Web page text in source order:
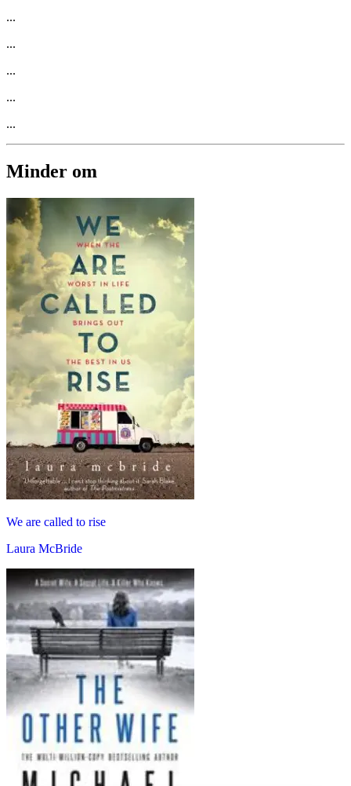
...
...
...
...
...
Minder om
We are called to rise
Laura McBride